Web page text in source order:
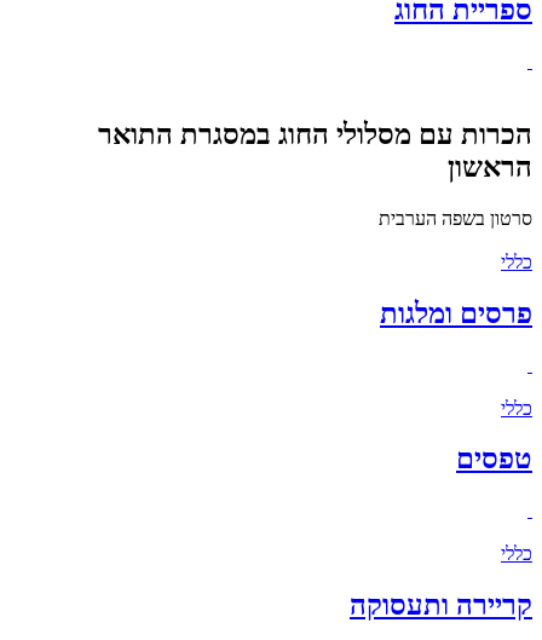
ספריית החוג
הכרות עם מסלולי החוג במסגרת התואר
הראשון
סרטון בשפה הערבית
כללי
פרסים ומלגות
כללי
טפסים
כללי
קריירה ותעסוקה